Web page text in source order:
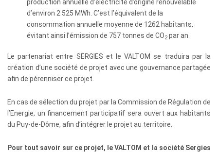
production annuelle d’électricité d’origine renouvelable
d’environ 2 525 MWh. C’est l’équivalent de la
consommation annuelle moyenne de 1262 habitants,
évitant ainsi l’émission de 757 tonnes de CO2 par an.
Le partenariat entre SERGIES et le VALTOM se traduira par la
création d’une société de projet avec une gouvernance partagée
afin de pérenniser ce projet.
En cas de sélection du projet par la Commission de Régulation de
l’Energie, un financement participatif sera ouvert aux habitants
du Puy-de-Dôme, afin d’intégrer le projet au territoire.
Pour tout savoir sur ce projet, le VALTOM et la société Sergies